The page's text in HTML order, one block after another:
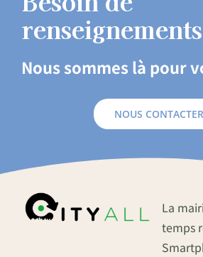
Nous sommes là pour
NOUS CONTACTER
La
temps